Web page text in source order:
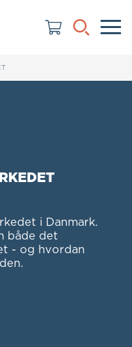
i Danmark.
både det
- og hvordan